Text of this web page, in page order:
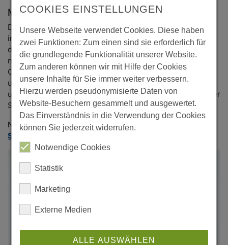
Maximaler Nutzen für den Telco
Der Telco Service Provider kann die Dienste-Plattformen
in seiner bevorzugten Infrastruktur implementieren und
die Vorteile der Cloud auch für die CreaLog Services
nutzen, mit einer deutlichen Reduktion von CAPEX und
OPEX. Die agile Implementierung neuer Dienste und
unkomplizierte Skalierbarkeit sind weitere Pluspunkte
und ermöglichen eine schnelle und flexible Anpassung der
Services an neue Anforderungen.
Nehmen Sie am Besten jetzt gleich Kontakt auf.
Sie dafür unser Kontaktformular
COOKIES EINSTELLUNGEN
Unsere Webseite verwendet Cookies. Diese haben
zwei Funktionen: Zum einen sind sie erforderlich für
die grundlegende Funktionalität unserer Website.
Zum anderen können wir mit Hilfe der Cookies
unsere Inhalte für Sie immer weiter verbessern.
Hierzu werden pseudonymisierte Daten von
Website-Besuchern gesammelt und ausgewertet.
Das Einverständnis in die Verwendung der Cookies
können Sie jederzeit widerrufen.
Notwendige Cookies
Statistik
Marketing
Externe Medien
ALLE AUSWÄHLEN